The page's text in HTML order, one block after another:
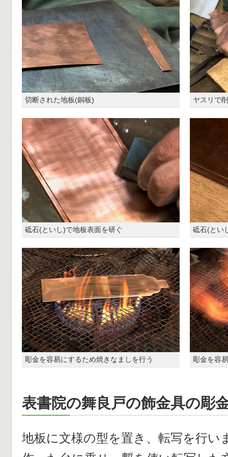
切断された地板(銅板) ヤスリで
砥石(といし)で地板表面を研ぐ 砥石(とい
彫金を容易にするため焼きなましを行う 彫金を容
表書院の舞良戸の飾金具の彫
地板に文様の型を置き、転写を行い